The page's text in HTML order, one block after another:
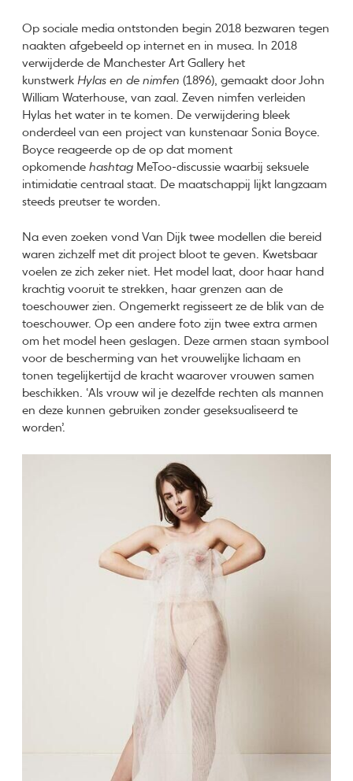
Op sociale media ontstonden begin 2018 bezwaren tegen
naakten afgebeeld op internet en in musea. In 2018
verwijderde de Manchester Art Gallery het
kunstwerkHylas en de nimfen (1896), gemaakt door John
William Waterhouse, van zaal. Zeven nimfen verleiden
Hylas het water in te komen. De verwijdering bleek
onderdeel van een project van kunstenaar Sonia Boyce.
Boyce reageerde op de op dat moment
opkomendehashtag MeToo-discussie waarbij seksuele
intimidatie centraal staat. De maatschappij lijkt langzaam
steeds preutser te worden.
Na even zoeken vond Van Dijk twee modellen die bereid
waren zichzelf met dit project bloot te geven. Kwetsbaar
voelen ze zich zeker niet. Het model laat, door haar hand
krachtig vooruit te strekken, haar grenzen aan de
toeschouwer zien. Ongemerkt regisseert ze de blik van de
toeschouwer. Op een andere foto zijn twee extra armen
om het model heen geslagen. Deze armen staan symbool
voor de bescherming van het vrouwelijke lichaam en
tonen tegelijkertijd de kracht waarover vrouwen samen
beschikken. ‘Als vrouw wil je dezelfde rechten als mannen
en deze kunnen gebruiken zonder geseksualiseerd te
worden’.